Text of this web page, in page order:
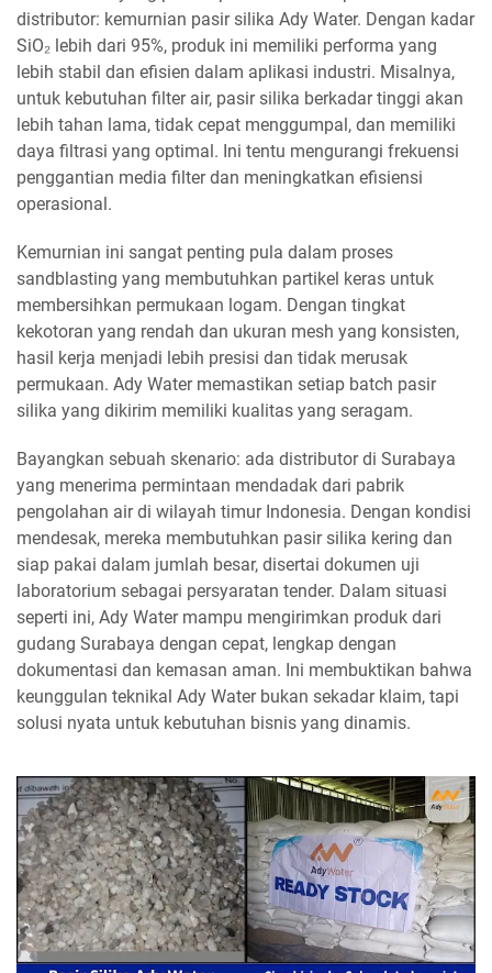
distributor: kemurnian pasir silika Ady Water. Dengan kadar
SiO₂ lebih dari 95%, produk ini memiliki performa yang
lebih stabil dan efisien dalam aplikasi industri. Misalnya,
untuk kebutuhan filter air, pasir silika berkadar tinggi akan
lebih tahan lama, tidak cepat menggumpal, dan memiliki
daya filtrasi yang optimal. Ini tentu mengurangi frekuensi
penggantian media filter dan meningkatkan efisiensi
operasional.
Kemurnian ini sangat penting pula dalam proses
sandblasting yang membutuhkan partikel keras untuk
membersihkan permukaan logam. Dengan tingkat
kekotoran yang rendah dan ukuran mesh yang konsisten,
hasil kerja menjadi lebih presisi dan tidak merusak
permukaan. Ady Water memastikan setiap batch pasir
silika yang dikirim memiliki kualitas yang seragam.
Bayangkan sebuah skenario: ada distributor di Surabaya
yang menerima permintaan mendadak dari pabrik
pengolahan air di wilayah timur Indonesia. Dengan kondisi
mendesak, mereka membutuhkan pasir silika kering dan
siap pakai dalam jumlah besar, disertai dokumen uji
laboratorium sebagai persyaratan tender. Dalam situasi
seperti ini, Ady Water mampu mengirimkan produk dari
gudang Surabaya dengan cepat, lengkap dengan
dokumentasi dan kemasan aman. Ini membuktikan bahwa
keunggulan teknikal Ady Water bukan sekadar klaim, tapi
solusi nyata untuk kebutuhan bisnis yang dinamis.